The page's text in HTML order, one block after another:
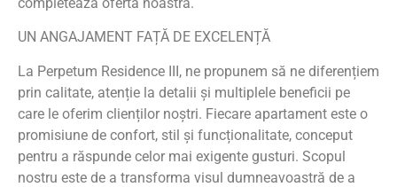
UN ANGAJAMENT FAȚĂ DE EXCELENȚĂ
La Perpetum Residence III, ne propunem să ne diferențiem
prin calitate, atenție la detalii și multiplele beneficii pe
care le oferim clienților noștri. Fiecare apartament este o
promisiune de confort, stil și funcționalitate, conceput
pentru a răspunde celor mai exigente gusturi. Scopul
nostru este de a transforma visul dumneavoastră de a